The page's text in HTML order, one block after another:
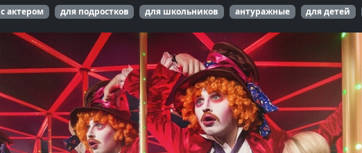
с актером для подростков для школьников антуражные для детей